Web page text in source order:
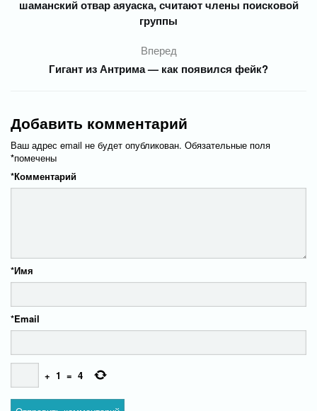
шаманский отвар аяуаска, считают члены поисковой
группы
Вперед
Гигант из Антрима — как появился фейк?
Добавить комментарий
Ваш адрес email не будет опубликован. Обязательные поля
помечены
*
Комментарий
*
Имя
*
Email
*
+ 1 = 4